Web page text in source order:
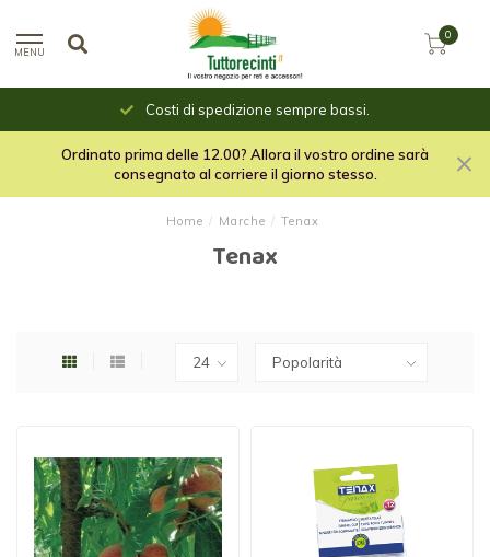
MENU
0
Costi di spedizione sempre bassi.
Ordinato prima delle 12.00? Allora il vostro ordine sarà
consegnato al corriere il giorno stesso.
Home / Marche / Tenax
Tenax